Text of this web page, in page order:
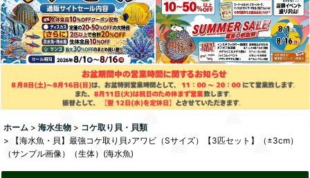
ホーム > 海水生物 > コケ取り貝・貝類
>
【海水魚・貝】最強コケ取り貝♪アワビ（Sサイズ）【3匹セット】（±3cm）
（サンプル画像）（生体）(海水魚)